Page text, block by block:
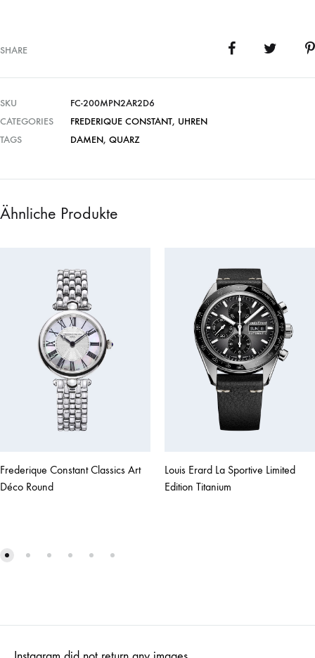
SHARE
SKU
FC-200MPN2AR2D6
CATEGORIES
FREDERIQUE CONSTANT, UHREN
TAGS
DAMEN, QUARZ
Ähnliche Produkte
Frederique Constant Classics Art
Déco Round
Louis Erard La Sportive Limited
Edition Titanium